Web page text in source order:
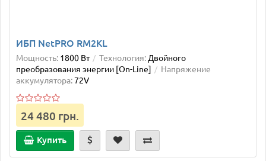
ИБП NetPRO RM2KL
Мощность: 1800 Вт Технология: Двойного
преобразования энергии [On-Line]
Напряжение
аккумулятора:72V
24 480 грн.
Купить